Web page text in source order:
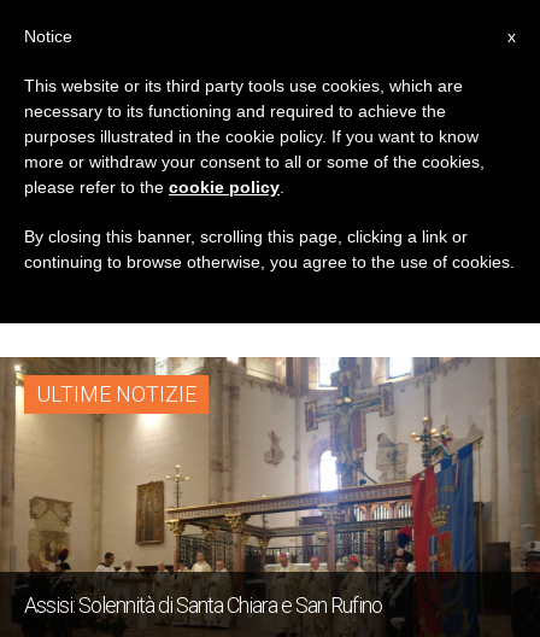
TAG
Posts Tagged
‘solennità Di Santa
Chiara E San Rufino’
ULTIME NOTIZIE
Assisi: Solennità di Santa Chiara e San Rufino
x
Notice
This website or its third party tools use cookies, which are
necessary to its functioning and required to achieve the
purposes illustrated in the cookie policy. If you want to know
more or withdraw your consent to all or some of the cookies,
please refer to the cookie policy
By closing this banner, scrolling this page, clicking a link or
continuing to browse otherwise, you agree to the use of cookies.